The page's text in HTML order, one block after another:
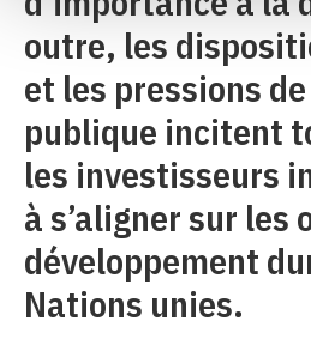
outre, les
et les pressions de
publique incitent
les investisseurs
à s’aligner sur les
développement
Nations unies.